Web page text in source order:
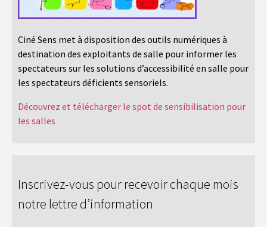
Ciné Sens met à disposition des outils numériques à
destination des exploitants de salle pour informer les
spectateurs sur les solutions d’accessibilité en salle pour
les spectateurs déficients sensoriels.
Découvrez et télécharger le spot de sensibilisation pour
les salles
Inscrivez-vous pour recevoir chaque mois
notre lettre d’information